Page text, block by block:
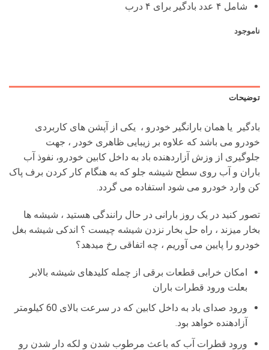
شامل ۴ عدد بادگیر برای ۴ درب
ناموجود
توضیحات
بادگیر یا همان بارانگیر خودرو ، یکی از آپشن های کاربردی
خودرو می باشد که علاوه بر زیبایی ظاهری خودر ، جهت
جلوگیری از وزش آزاردهنده باد به داخل کابین خودرو، نفوذ آب
باران و آب روی سطح شیشه جلو که به هنگام کار کردن برف پاک
کن وارد خودرو می شود استفاده می گردد.
تصور کنید در یک روز بارانی در حال رانندگی هستید ، شیشه ها
بخار میزند ، راه حل بخار نزدن شیشه چیست ؟ اندکی شیشه بغل
خودرو را پایین می آوریم ، چه اتفاقی رخ میدهد؟
امکان خرابی قطعات برقی از چمله کلیدهای شیشه بالابر
بعلت ورود قطرات باران
ورود صدای باد به داخل کابین که در سرعت بالای 60 کیلومتر
آزادهنده خواهد بود.
ورود قطرات آب که باعث مرطوب شدن و لکه دار شدن رو